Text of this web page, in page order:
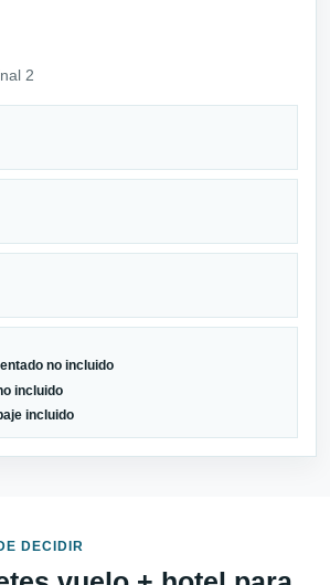
2
no incluido
incluido
incluido
DECIDIR